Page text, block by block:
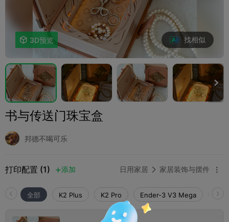
 3D预览 找相似

书与传送门珠宝盒
邦德不喝可乐
打印配置 (1) 添加 日用家居  家居装饰与摆件 
全部 K2 Plus K2 Pro Ender-3 V3 Mega K2